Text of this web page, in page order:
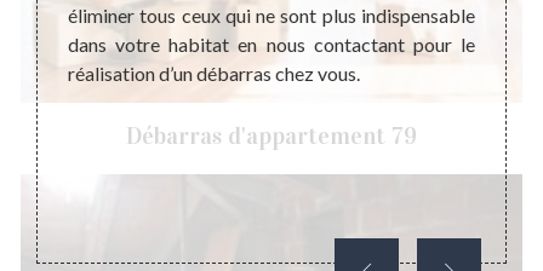
Débarras d'appartement 79
au
éliminer tous ceux qui ne sont plus indispensable
dans votre habitat en nous contactant pour le
réalisation d’un débarras chez vous.
de